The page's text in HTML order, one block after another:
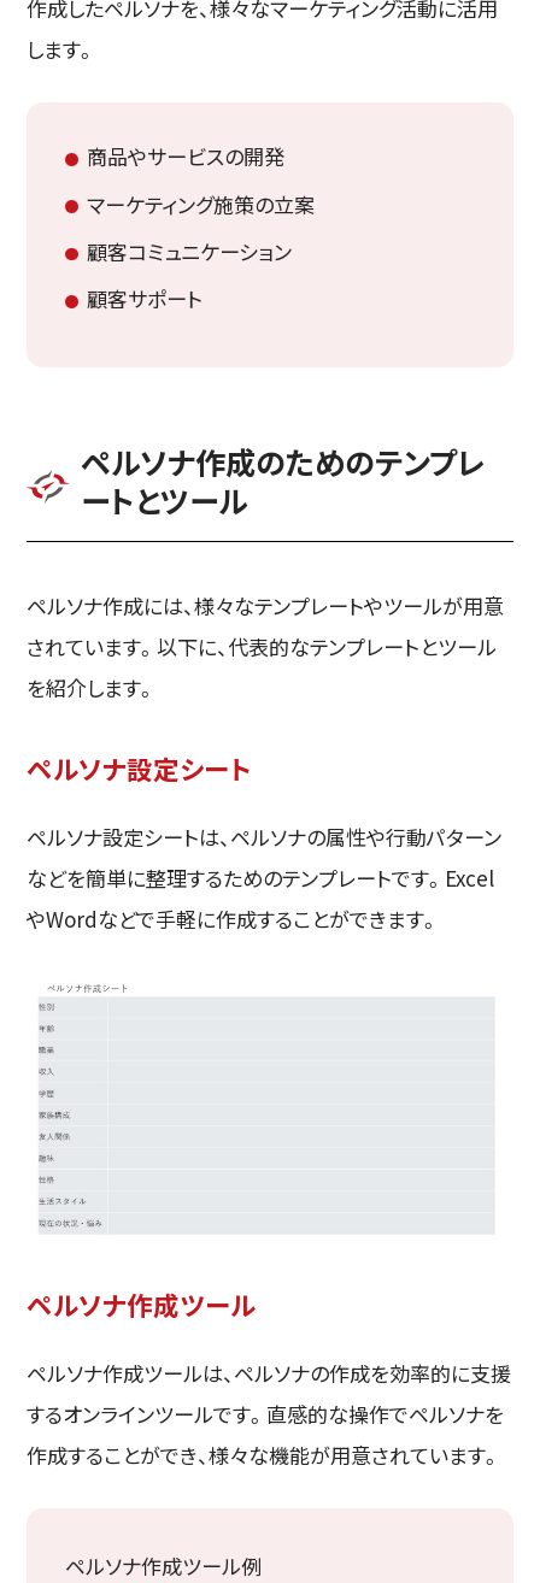
作成したペルソナを、様々なマーケティング活動に活用
します。
商品やサービスの開発
マーケティング施策の立案
顧客コミュニケーション
顧客サポート
ペルソナ作成のためのテンプレ
ートとツール
ペルソナ作成には、様々なテンプレートやツールが用意
されています。以下に、代表的なテンプレートとツール
を紹介します。
ペルソナ設定シート
ペルソナ設定シートは、ペルソナの属性や行動パターン
などを簡単に整理するためのテンプレートです。Excel
やWordなどで手軽に作成することができます。
ペルソナ作成ツール
ペルソナ作成ツールは、ペルソナの作成を効率的に支援
するオンラインツールです。直感的な操作でペルソナを
作成することができ、様々な機能が用意されています。
ペルソナ作成ツール例